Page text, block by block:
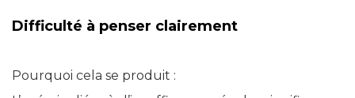
Difficulté à penser clairement
Pourquoi cela se produit :